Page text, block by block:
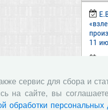
11
сервис для сбора и
на сайте, вы
обработки персональных